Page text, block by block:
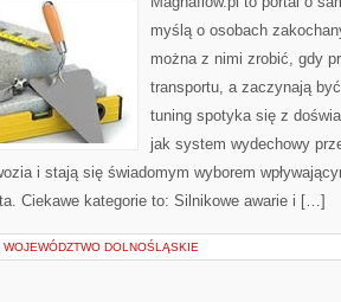
myślą o osobach
można z nimi zrobić, gdy
transportu, a zaczynają
tuning spotyka się z
jak system wydechowy
i stają się świadomym wyborem
Ciekawe kategorie to: Silnikowe awarie i […]
WOJEWÓDZTWO DOLNOŚLĄSKIE